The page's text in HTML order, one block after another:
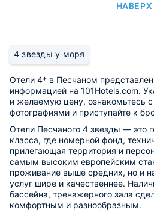
НАВЕРХ
4 звезды у моря
Отели 4* в Песчаном
информацией на 101Hotels.com.
и желаемую цену, ознакомьтесь
фотографиями и приступайте к
Отели Песчаного 4 звезды — это
класса, где номерной фонд,
прилегающая территория и
самым высоким европейским
проживание выше средних, но и
услуг шире и качественнее.
бассейна, тренажерного зала
комфортным и разнообразным.